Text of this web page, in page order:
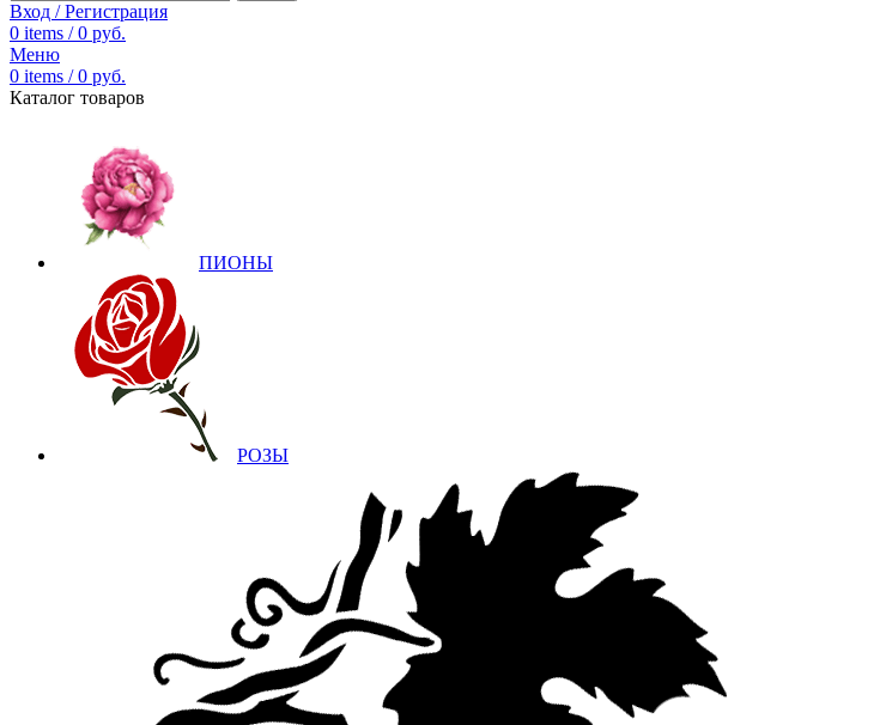
Вход / Регистрация
0 items / 0 руб.
Меню
0 items / 0 руб.
Каталог товаров
ПИОНЫ
РОЗЫ